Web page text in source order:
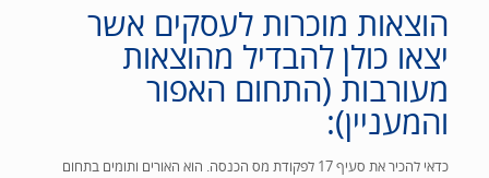
הוצאות מוכרות לעסקים אשר
יצאו כולן להבדיל מהוצאות
מעורבות (התחום האפור
והמעניין):
כדאי להכיר את סעיף 17 לפקודת מס הכנסה. הוא האורים ותומים בתחום